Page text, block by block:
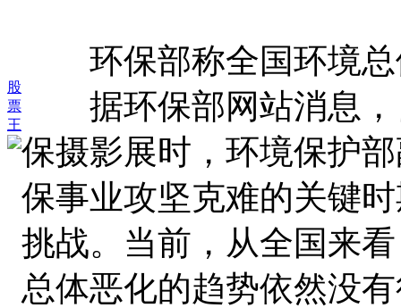
股
票
王
环保部称全国环境总
据环保部网站消息，
保摄影展时，环境保护
保事业攻坚克难的关键
挑战。当前，从全国来
总体恶化的趋势依然没